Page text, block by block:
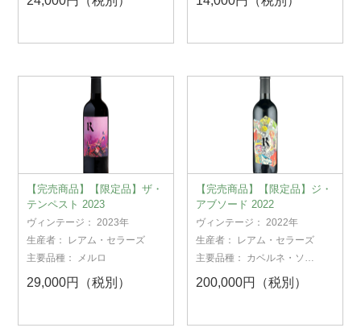
【完売商品】【限定品】ザ・
テンペスト 2023
ヴィンテージ：2023年
生産者：
レアム・セラーズ
主要品種：
メルロ
29,000円（税別）
【完売商品】【限定品】ジ・
アブソード 2022
ヴィンテージ：2022年
生産者：
レアム・セラーズ
主要品種： カベルネ・ソー
200,000円（税別）